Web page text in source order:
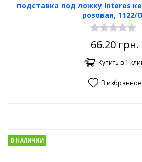
подставка под ложку Interos
розовая, 1122/
66.20 грн.
Купить в 1
В избранное
В НАЛИЧИИ